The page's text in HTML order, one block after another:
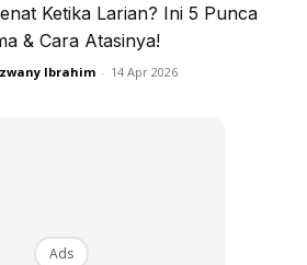
Ketika Larian? Ini 5 Punca
& Cara Atasinya!
Ibrahim - 14 Apr 2026
Ads